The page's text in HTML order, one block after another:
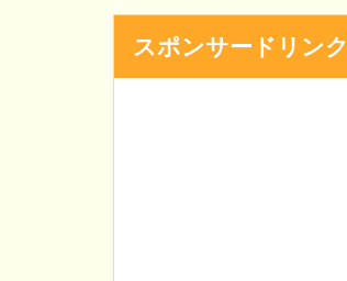
スポンサードリンク